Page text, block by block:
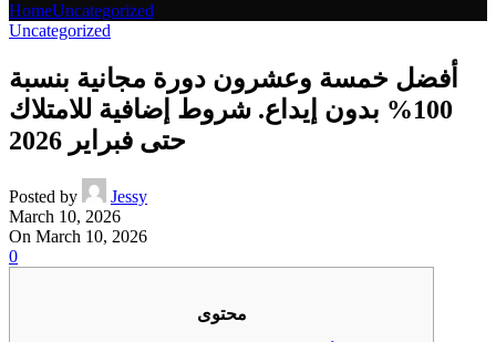
HomeUncategorized
Uncategorized
أفضل خمسة وعشرون دورة مجانية بنسبة
100% بدون إيداع. شروط إضافية للامتلاك
حتى فبراير 2026
Posted by
Jessy
March 10, 2026
On March 10, 2026
0
محتوى